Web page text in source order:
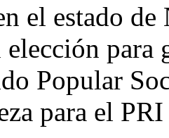
el estado
para
Popular
para el